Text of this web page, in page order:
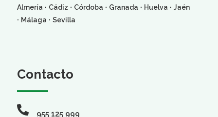
Almería · Cádiz · Córdoba · Granada · Huelva · Jaén
· Málaga · Sevilla
Contacto
955 125 999